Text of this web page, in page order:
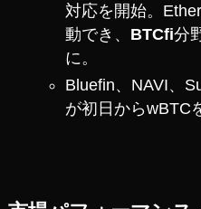
対応を開始。
動でき、 BTCfi分
に。
Bluefin、NAVI、
が初日からwBTC